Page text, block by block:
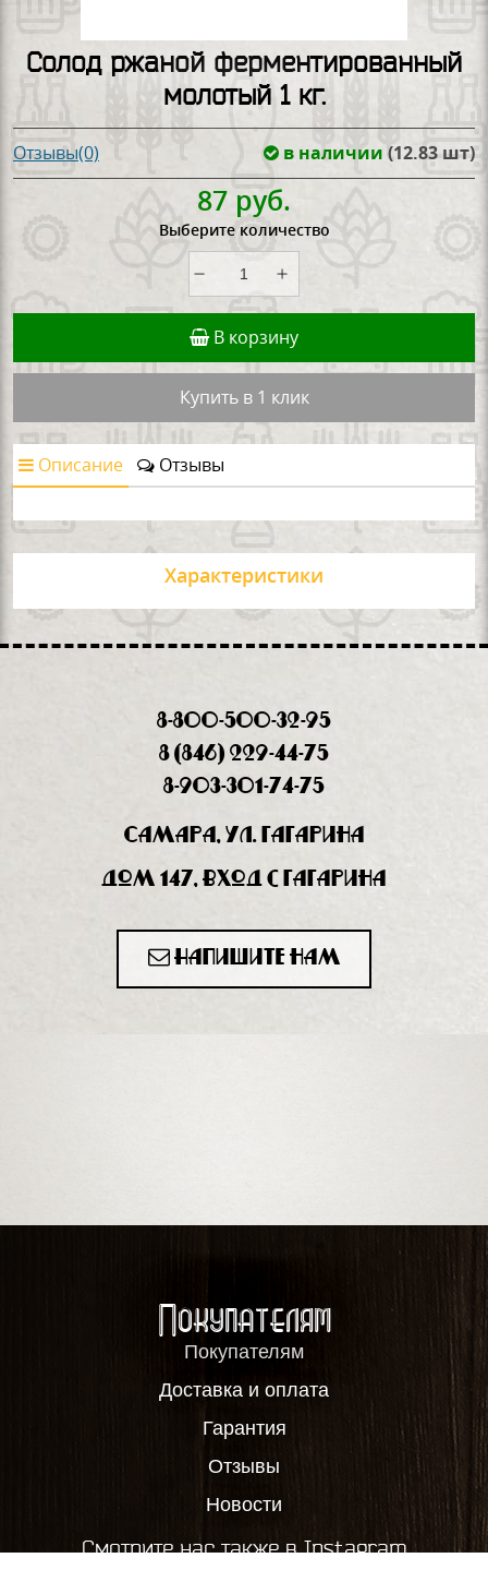
Солод ржаной ферментированный
молотый 1 кг.
Отзывы(0) в наличии (12.83 шт)
87 руб.
Выберите количество
В корзину
Купить в 1 клик
Описание Отзывы
Характеристики
8-800-500-32-95
8 (846) 229-44-75
8-903-301-74-75
Самара, ул. Гагарина
дом 147, вход с Гагарина
Напишите нам
Покупателям
Покупателям
Доставка и оплата
Гарантия
Отзывы
Новости
Смотрите нас также в Instagram